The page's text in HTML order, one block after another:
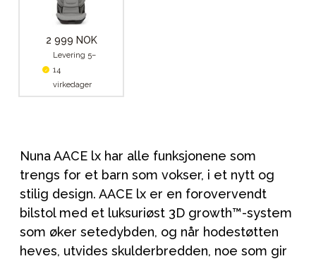
2 999 NOK
Levering 5–
14
virkedager
Nuna AACE lx har alle funksjonene som
trengs for et barn som vokser, i et nytt og
stilig design. AACE lx er en forovervendt
bilstol med et luksuriøst 3D growth™-system
som øker setedybden, og når hodestøtten
heves, utvides skulderbredden, noe som gir